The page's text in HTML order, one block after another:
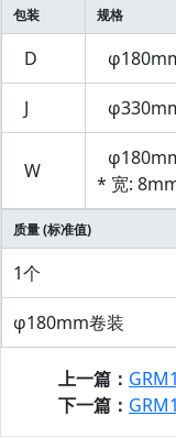
包装 规格
D
J
W
* 宽:
质量 (标准值)
1个
φ180mm卷装
上一篇：
下一篇：